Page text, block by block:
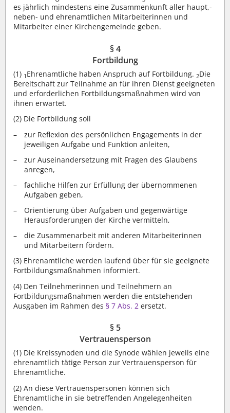
es jährlich mindestens eine Zusammenkunft aller haupt,-
neben- und ehrenamtlichen Mitarbeiterinnen und
Mitarbeiter einer Kirchengemeinde geben.
§ 4
Fortbildung
(1) 1 Ehrenamtliche haben Anspruch auf Fortbildung. 2Die
Bereitschaft zur Teilnahme an für ihren Dienst geeigneten
und erforderlichen Fortbildungsmaßnahmen wird von
ihnen erwartet.
(2) Die Fortbildung soll
zur Reflexion des persönlichen Engagements in der
jeweiligen Aufgabe und Funktion anleiten,
zur Auseinandersetzung mit Fragen des Glaubens
anregen,
fachliche Hilfen zur Erfüllung der übernommenen
Aufgaben geben,
Orientierung über Aufgaben und gegenwärtige
Herausforderungen der Kirche vermitteln,
die Zusammenarbeit mit anderen Mitarbeiterinnen
und Mitarbeitern fördern.
(3) Ehrenamtliche werden laufend über für sie geeignete
Fortbildungsmaßnahmen informiert.
(4) Den Teilnehmerinnen und Teilnehmern an
Fortbildungsmaßnahmen werden die entstehenden
Ausgaben im Rahmen des § 7 Abs. 2 ersetzt.
§ 5
Vertrauensperson
(1) Die Kreissynoden und die Synode wählen jeweils eine
ehrenamtlich tätige Person zur Vertrauensperson für
Ehrenamtliche.
(2) An diese Vertrauenspersonen können sich
Ehrenamtliche in sie betreffenden Angelegenheiten
wenden.